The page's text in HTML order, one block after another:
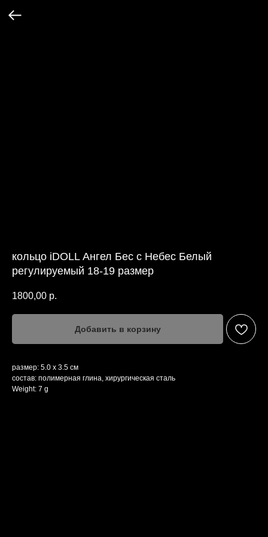
кольцо iDOLL Ангел Бес с Небес Белый
регулируемый 18-19 размер
1800,00 р.
Добавить в корзину
размер: 5.0 х 3.5 см
состав: полимерная глина, хирургическая сталь
Weight: 7 g